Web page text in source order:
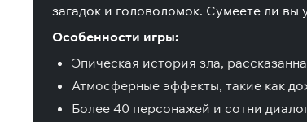
загадок и головоломок. Сумеете ли вы
Особенности игры:
Эпическая история зла,
Атмосферные эффекты, такие как
Более 40 персонажей и сотни